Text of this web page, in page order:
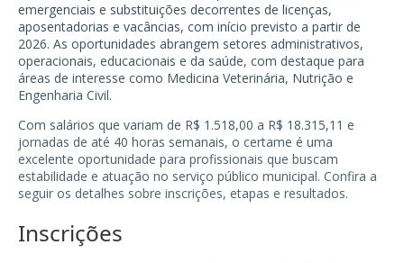
emergenciais e substituições decorrentes de licenças,
aposentadorias e vacâncias, com início previsto a partir de
2026. As oportunidades abrangem setores administrativos,
operacionais, educacionais e da saúde, com destaque para
áreas de interesse como Medicina Veterinária, Nutrição e
Engenharia Civil.
Com salários que variam de R$ 1.518,00 a R$ 18.315,11 e
jornadas de até 40 horas semanais, o certame é uma
excelente oportunidade para profissionais que buscam
estabilidade e atuação no serviço público municipal. Confira a
seguir os detalhes sobre inscrições, etapas e resultados.
Inscrições